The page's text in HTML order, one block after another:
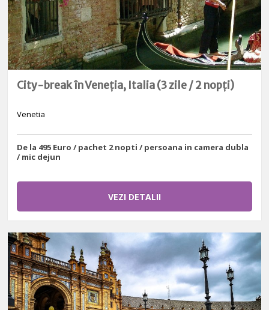
City-break în Veneția, Italia (3 zile / 2 nopți)
Venetia
De la 495 Euro / pachet 2 nopti / persoana in camera dubla
/ mic dejun
VEZI DETALII